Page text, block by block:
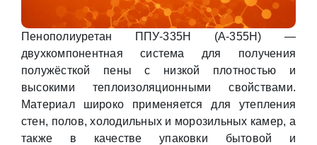
Пенополиуретан ППУ-335Н (А-355Н) —
двухкомпонентная система для получения
полужёсткой пены с низкой плотностью и
высокими теплоизоляционными свойствами.
Материал широко применяется для утепления
стен, полов, холодильных и морозильных камер, а
также в качестве упаковки бытовой и